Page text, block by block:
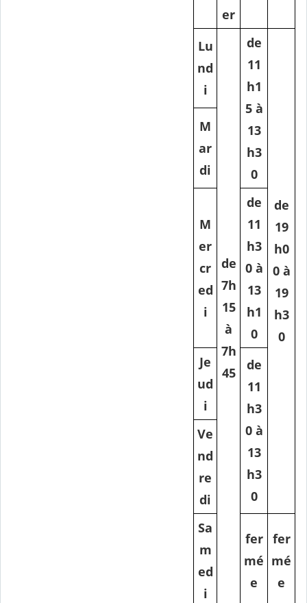
er
Lu
nd
i
de
7h
15
à
7h
45
de
11
h1
5 à
13
h3
0
de
19
h0
0 à
19
h3
0
M
ar
di
M
er
cr
ed
i
de
11
h3
0 à
13
h1
0
Je
ud
i
de
11
h3
0 à
13
h3
0
Ve
nd
re
di
Sa
m
ed
i
fer
mé
e
fer
mé
e